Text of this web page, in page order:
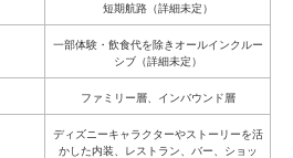
短期航路（詳細未定）
一部体験・飲食代を除きオールインクルー
シブ（詳細未定）
ファミリー層、インバウンド層
ディズニーキャラクターやストーリーを活
かした内装、レストラン、バー、ショッ